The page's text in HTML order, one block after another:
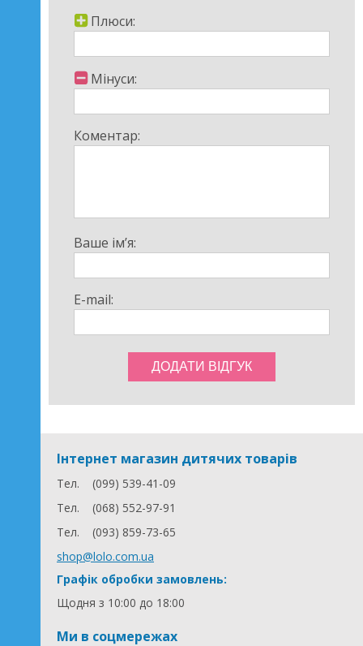
Плюси:
Мінуси:
Коментар:
Ваше ім’я:
E-mail:
Інтернет магазин дитячих товарів
Тел.
(099) 539-41-09
Тел.
(068) 552-97-91
Тел.
(093) 859-73-65
shop@lolo.com.ua
Графік обробки замовлень:
Щодня з 10:00 до 18:00
Ми в соцмережах